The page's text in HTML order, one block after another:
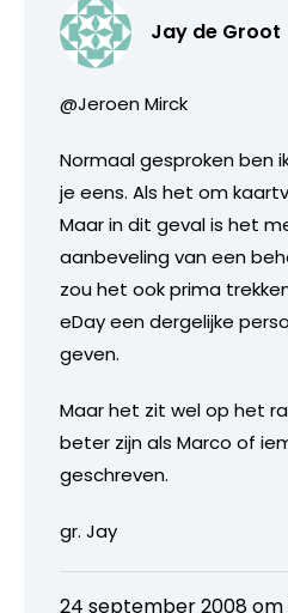
Jay de Groot
@Jeroen Mirck
Normaal gesproken ben
je eens. Als het om
Maar in dit geval is het
aanbeveling van een
zou het ook prima
eDay een dergelijke
geven.
Maar het zit wel op het
beter zijn als Marco of
geschreven.
gr. Jay
24 september 2008 om